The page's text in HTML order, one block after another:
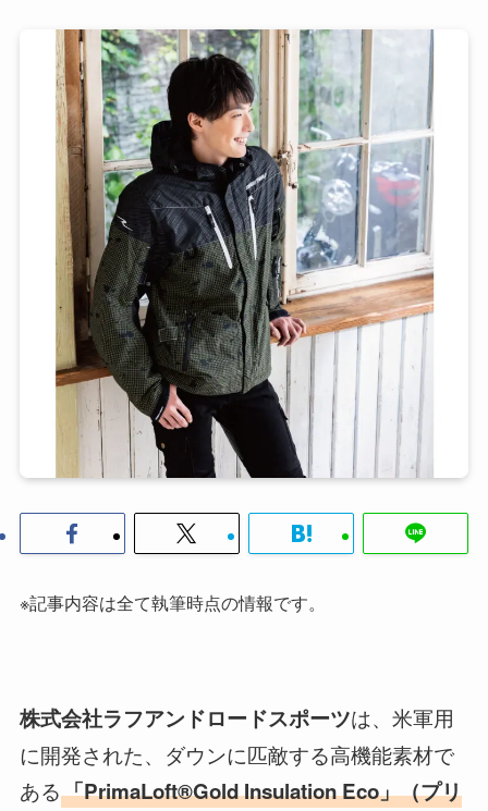
※記事内容は全て執筆時点の情報です。
株式会社ラフアンドロードスポーツは、米軍用
に開発された、ダウンに匹敵する高機能素材で
ある「PrimaLoft®Gold Insulation Eco」（プリ